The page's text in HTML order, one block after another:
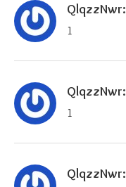
QlqzzNwr:
1
QlqzzNwr:
1
QlqzzNwr: